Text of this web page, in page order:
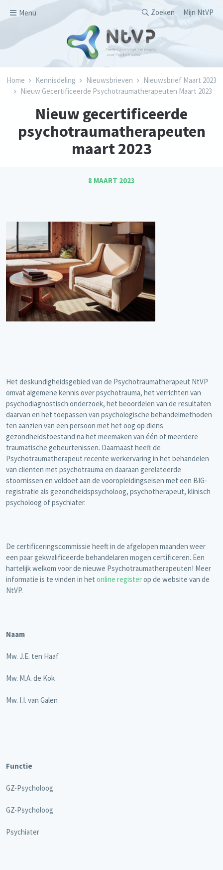
Menu
Secondary
Zoeken Mijn NtVP
Kruimelpad
Home Kennisdeling Nieuwsbrieven
Nieuwsbrief Maart 2023
Nieuw Gecertificeerde Psychotraumatherapeuten Maart 2023
Nieuw gecertificeerde
psychotraumatherapeuten
maart 2023
8 MAART 2023
Het deskundigheidsgebied van de Psychotraumatherapeut NtVP
omvat algemene kennis over psychotrauma, het verrichten van
psychodiagnostisch onderzoek, het beoordelen van de resultaten
daarvan en het toepassen van psychologische behandelmethoden
ten aanzien van een persoon met het oog op diens
gezondheidstoestand na het meemaken van één of meerdere
traumatische gebeurtenissen. Daarnaast heeft de
Psychotraumatherapeut recente werkervaring in het behandelen
van cliënten met psychotrauma en daaraan gerelateerde
stoornissen en voldoet aan de vooropleidingseisen met een BIG-
registratie als gezondheidspsycholoog, psychotherapeut, klinisch
psycholoog of psychiater.
De certificeringscommissie heeft in de afgelopen maanden weer
een paar gekwalificeerde behandelaren mogen certificeren. Een
hartelijk welkom voor de nieuwe Psychotraumatherapeuten! Meer
informatie is te vinden in het online registerop de website van de
NtVP.
Naam
Mw. J.E. ten Haaf
Mw. M.A. de Kok
Mw. I.I. van Galen
Functie
GZ-Psycholoog
GZ-Psycholoog
Psychiater